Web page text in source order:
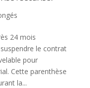
24 mois
le contrat
pour
Cette parenthèse
la...